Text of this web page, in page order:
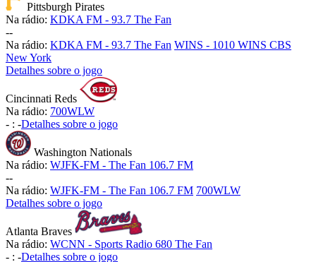
Pittsburgh Pirates
Na rádio: KDKA FM - 93.7 The Fan
--
Na rádio: KDKA FM - 93.7 The Fan WINS - 1010 WINS CBS
New York
Detalhes sobre o jogo
Cincinnati Reds
Na rádio: 700WLW
- : -Detalhes sobre o jogo
Washington Nationals
Na rádio: WJFK-FM - The Fan 106.7 FM
--
Na rádio: WJFK-FM - The Fan 106.7 FM 700WLW
Detalhes sobre o jogo
Atlanta Braves
Na rádio: WCNN - Sports Radio 680 The Fan
- : -Detalhes sobre o jogo